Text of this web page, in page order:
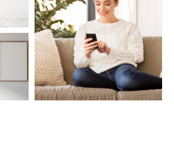
PARKING PISCINE
PAR
COUPS DE COEUR
NOUVEAUTÉS